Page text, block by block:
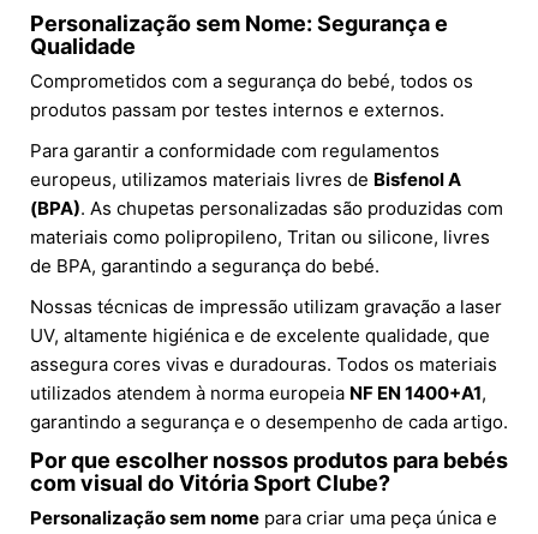
Personalização sem Nome: Segurança e
Qualidade
Comprometidos com a segurança do bebé, todos os
produtos passam por testes internos e externos.
Para garantir a conformidade com regulamentos
europeus, utilizamos materiais livres de Bisfenol A
(BPA). As chupetas personalizadas são produzidas com
materiais como polipropileno, Tritan ou silicone, livres
de BPA, garantindo a segurança do bebé.
Nossas técnicas de impressão utilizam gravação a laser
UV, altamente higiénica e de excelente qualidade, que
assegura cores vivas e duradouras. Todos os materiais
utilizados atendem à norma europeia NF EN 1400+A1,
garantindo a segurança e o desempenho de cada artigo.
Por que escolher nossos produtos para bebés
com visual do Vitória Sport Clube?
Personalização sem nome para criar uma peça única e